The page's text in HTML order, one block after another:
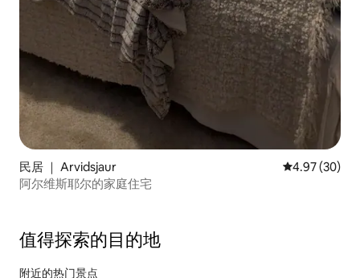
民居 ｜ Arvidsjaur 平均评分
4.97 (30)
阿尔维斯耶尔的家庭住宅
值得探索的目的地
附近的热门景点